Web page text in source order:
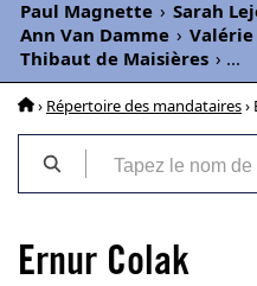
Paul Magnette › Sarah
Ann Van Damme › Valérie
Thibaut de Maisières › ...
› Répertoire des mandataires›
Ernur Colak